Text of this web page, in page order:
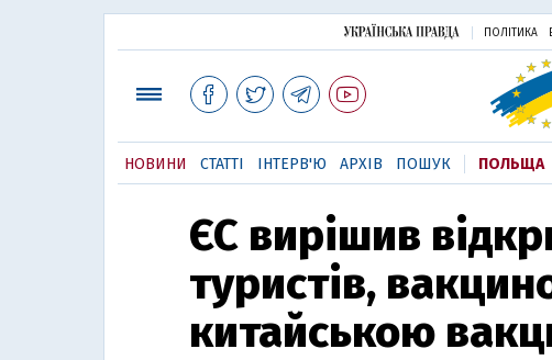
ПОЛІТИКА
НОВИНИ СТАТТІ ІНТЕРВ'Ю АРХІВ ПОШУК ПОЛЬЩА
ЄС вирішив
туристів,
китайською